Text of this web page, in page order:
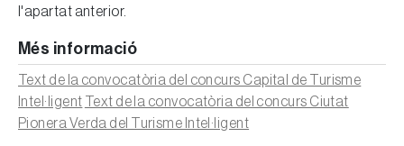
l'apartat anterior.
Més informació
Text de la convocatòria del concurs Capital de Turisme
Intel·ligent
Text de la convocatòria del concurs Ciutat
Pionera Verda del Turisme Intel·ligent